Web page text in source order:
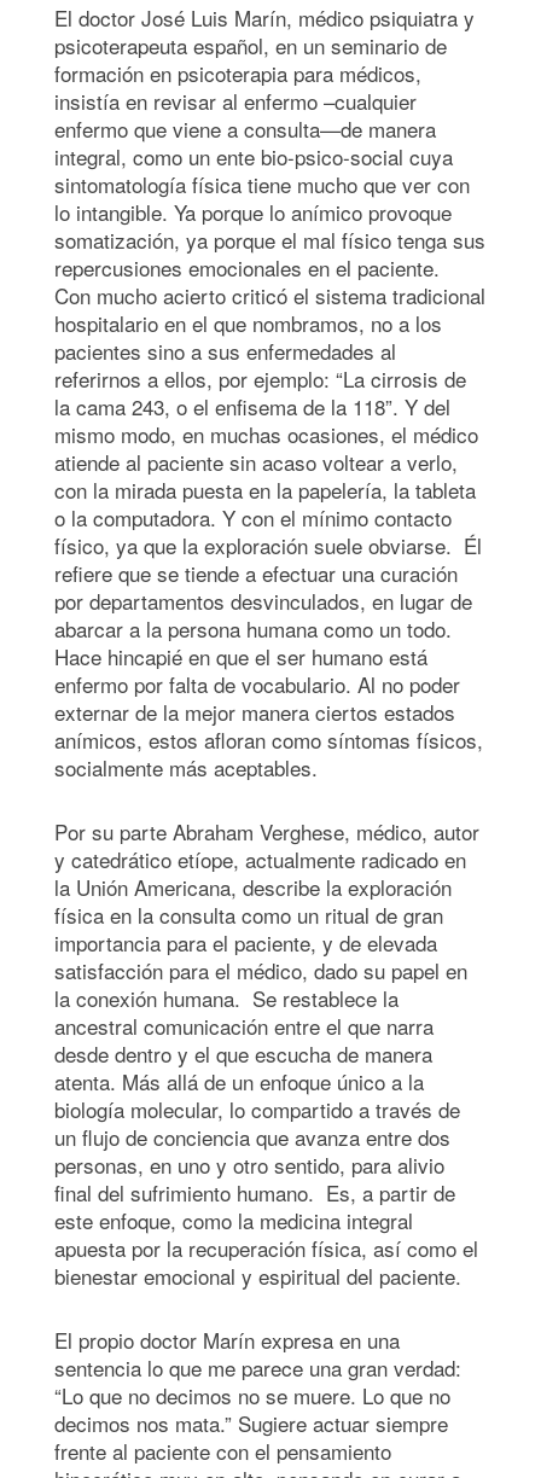
El doctor José Luis Marín, médico psiquiatra y
psicoterapeuta español, en un seminario de
formación en psicoterapia para médicos,
insistía en revisar al enfermo –cualquier
enfermo que viene a consulta—de manera
integral, como un ente bio-psico-social cuya
sintomatología física tiene mucho que ver con
lo intangible. Ya porque lo anímico provoque
somatización, ya porque el mal físico tenga sus
repercusiones emocionales en el paciente.
Con mucho acierto criticó el sistema tradicional
hospitalario en el que nombramos, no a los
pacientes sino a sus enfermedades al
referirnos a ellos, por ejemplo: “La cirrosis de
la cama 243, o el enfisema de la 118”. Y del
mismo modo, en muchas ocasiones, el médico
atiende al paciente sin acaso voltear a verlo,
con la mirada puesta en la papelería, la tableta
o la computadora. Y con el mínimo contacto
físico, ya que la exploración suele obviarse. Él
refiere que se tiende a efectuar una curación
por departamentos desvinculados, en lugar de
abarcar a la persona humana como un todo.
Hace hincapié en que el ser humano está
enfermo por falta de vocabulario. Al no poder
externar de la mejor manera ciertos estados
anímicos, estos afloran como síntomas físicos,
socialmente más aceptables.
Por su parte Abraham Verghese, médico, autor
y catedrático etíope, actualmente radicado en
la Unión Americana, describe la exploración
física en la consulta como un ritual de gran
importancia para el paciente, y de elevada
satisfacción para el médico, dado su papel en
la conexión humana. Se restablece la
ancestral comunicación entre el que narra
desde dentro y el que escucha de manera
atenta. Más allá de un enfoque único a la
biología molecular, lo compartido a través de
un flujo de conciencia que avanza entre dos
personas, en uno y otro sentido, para alivio
final del sufrimiento humano. Es, a partir de
este enfoque, como la medicina integral
apuesta por la recuperación física, así como el
bienestar emocional y espiritual del paciente.
El propio doctor Marín expresa en una
sentencia lo que me parece una gran verdad:
“Lo que no decimos no se muere. Lo que no
decimos nos mata.” Sugiere actuar siempre
frente al paciente con el pensamiento